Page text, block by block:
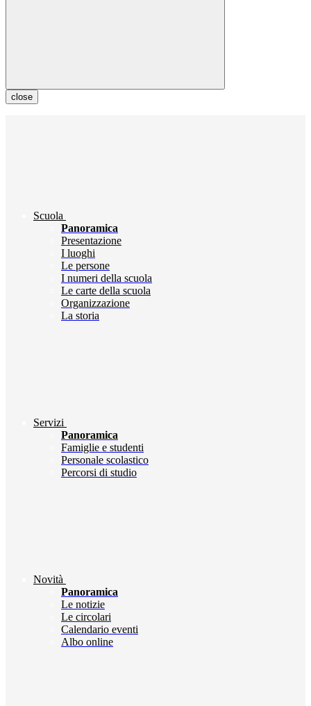
close
Scuola
Panoramica
Presentazione
I luoghi
Le persone
I numeri della scuola
Le carte della scuola
Organizzazione
La storia
Servizi
Panoramica
Famiglie e studenti
Personale scolastico
Percorsi di studio
Novità
Panoramica
Le notizie
Le circolari
Calendario eventi
Albo online